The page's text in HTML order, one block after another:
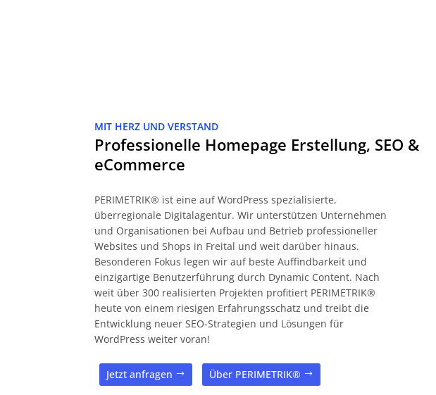
MIT HERZ UND VERSTAND
Professionelle Homepage Erstellung, SEO &
eCommerce
PERIMETRIK® ist eine auf WordPress spezialisierte,
überregionale Digitalagentur. Wir unterstützen Unternehmen
und Organisationen bei Aufbau und Betrieb professioneller
Websites und Shops in Freital und weit darüber hinaus.
Besonderen Fokus legen wir auf beste Auffindbarkeit und
einzigartige Benutzerführung durch Dynamic Content. Nach
weit über 300 realisierten Projekten profitiert PERIMETRIK®
heute von einem riesigen Erfahrungsschatz und treibt die
Entwicklung neuer SEO-Strategien und Lösungen für
WordPress weiter voran!
Jetzt anfragen Über PERIMETRIK®